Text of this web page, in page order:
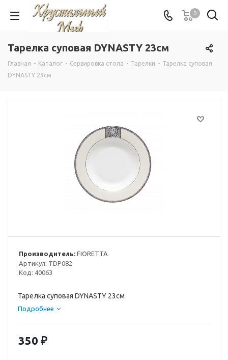
0
Тарелка суповая DYNASTY 23см
Главная - Каталог - Сервировка стола - Тарелки - Тарелка суповая
DYNASTY 23см
Производитель: FIORETTA
Артикул: TDP082
Код: 40063
Тарелка суповая DYNASTY 23см
Подробнее
350 ₽